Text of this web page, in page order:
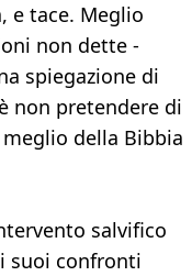
e tace. Meglio
non dette -
spiegazione di
non pretendere di
della Bibbia
salvifico
suoi confronti